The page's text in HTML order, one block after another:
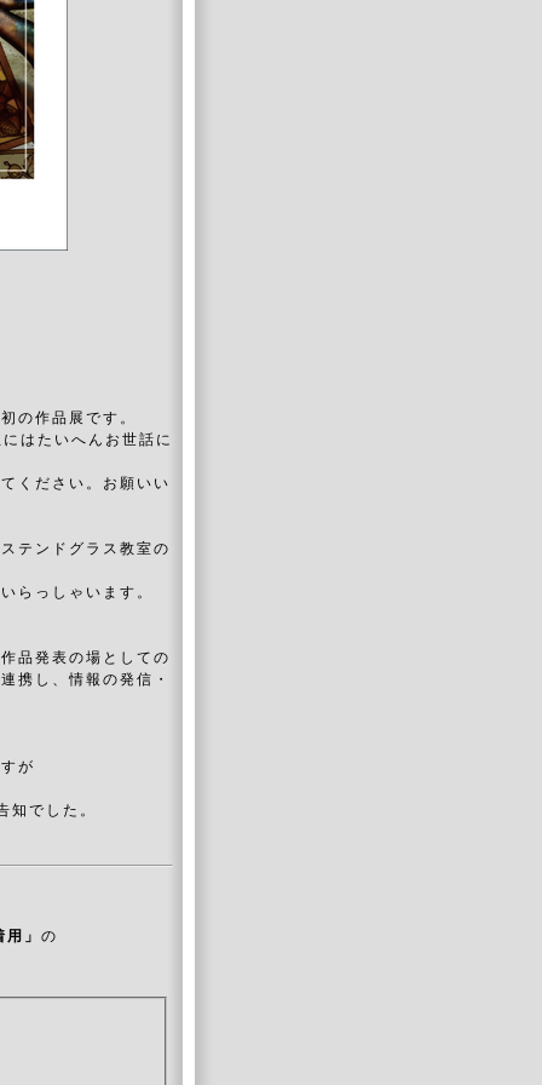
の作品展です。
はたいへんお世話に
ください。お願いい
テンドグラス教室の
らっしゃいます。
品発表の場としての
携し、情報の発信・
が
でした。
」 の